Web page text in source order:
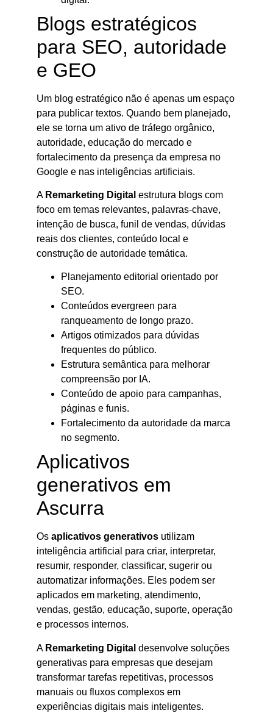
Blogs estratégicos
para SEO, autoridade
e GEO
Um blog estratégico não é apenas um espaço
para publicar textos. Quando bem planejado,
ele se torna um ativo de tráfego orgânico,
autoridade, educação do mercado e
fortalecimento da presença da empresa no
Google e nas inteligências artificiais.
A Remarketing Digital estrutura blogs com
foco em temas relevantes, palavras-chave,
intenção de busca, funil de vendas, dúvidas
reais dos clientes, conteúdo local e
construção de autoridade temática.
Planejamento editorial orientado por
SEO.
Conteúdos evergreen para
ranqueamento de longo prazo.
Artigos otimizados para dúvidas
frequentes do público.
Estrutura semântica para melhorar
compreensão por IA.
Conteúdo de apoio para campanhas,
páginas e funis.
Fortalecimento da autoridade da marca
no segmento.
Aplicativos
generativos em
Ascurra
Os aplicativos generativos utilizam
inteligência artificial para criar, interpretar,
resumir, responder, classificar, sugerir ou
automatizar informações. Eles podem ser
aplicados em marketing, atendimento,
vendas, gestão, educação, suporte, operação
e processos internos.
A Remarketing Digital desenvolve soluções
generativas para empresas que desejam
transformar tarefas repetitivas, processos
manuais ou fluxos complexos em
experiências digitais mais inteligentes.